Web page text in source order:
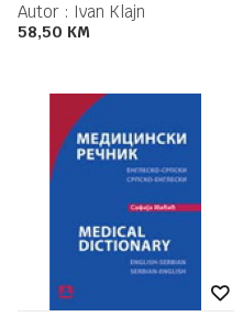
Autor : Ivan Klajn
58,50 KM